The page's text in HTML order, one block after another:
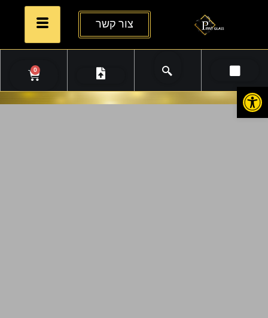
פתח סרגל נגישות
צור קשר
0